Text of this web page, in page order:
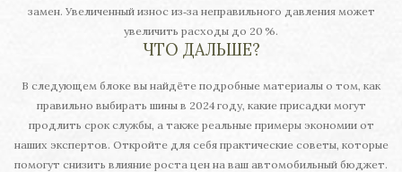
замен. Увеличенный износ из‑за неправильного давления может
увеличить расходы до 20 %.
ЧТО ДАЛЬШЕ?
В следующем блоке вы найдёте подробные материалы о том, как
правильно выбирать шины в 2024 году, какие присадки могут
продлить срок службы, а также реальные примеры экономии от
наших экспертов. Откройте для себя практические советы, которые
помогут снизить влияние роста цен на ваш автомобильный бюджет.